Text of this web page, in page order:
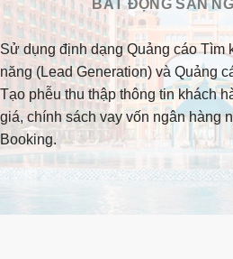
BẤT ĐỘNG SẢN
Sử dụng định dạng Quảng cáo Tìm
năng (Lead Generation) và Quảng
Tạo phễu thu thập thông tin khách
giá, chính sách vay vốn ngân hàng
Booking.